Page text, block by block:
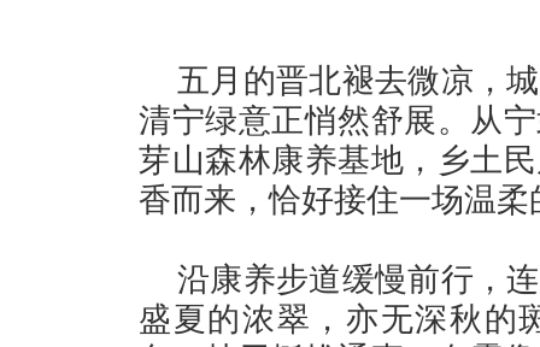
五月的晋北褪去微凉，
清宁绿意正悄然舒展。从
芽山森林康养基地，乡土
香而来，恰好接住一场温
沿康养步道缓慢前行，
盛夏的浓翠，亦无深秋的